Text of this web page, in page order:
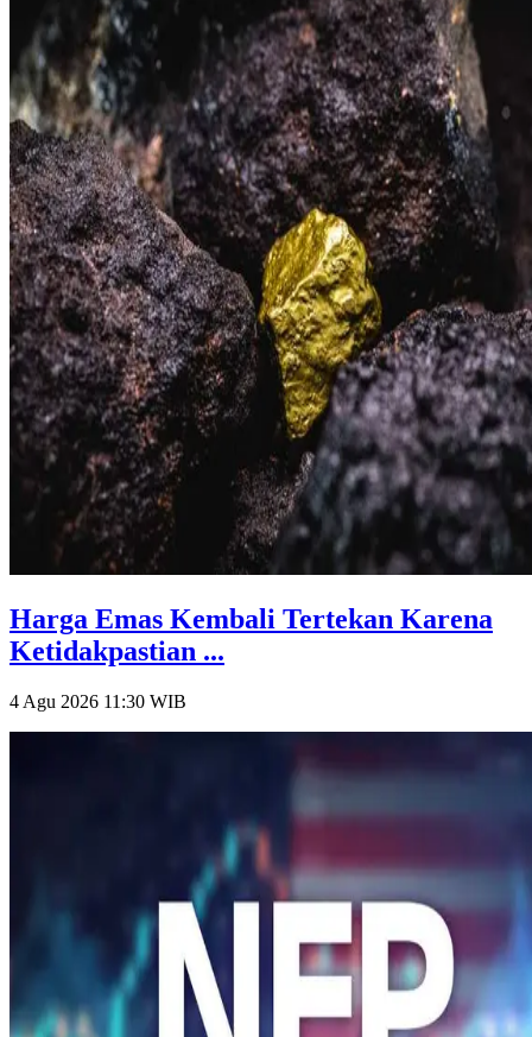
Harga Emas Kembali Tertekan Karena
Ketidakpastian ...
4 Agu 2026 11:30 WIB